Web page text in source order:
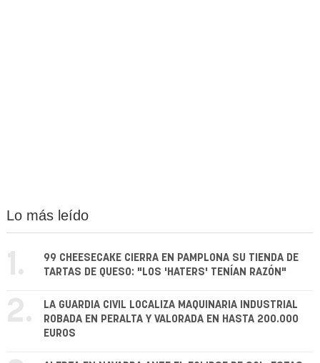
Lo más leído
1.
99 CHEESECAKE CIERRA EN PAMPLONA SU TIENDA DE
TARTAS DE QUESO: "LOS 'HATERS' TENÍAN RAZÓN"
2.
LA GUARDIA CIVIL LOCALIZA MAQUINARIA INDUSTRIAL
ROBADA EN PERALTA Y VALORADA EN HASTA 200.000
EUROS